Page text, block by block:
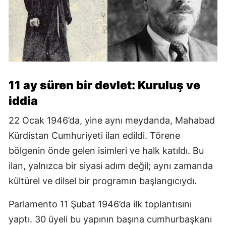
11 ay süren bir devlet: Kuruluş ve
iddia
22 Ocak 1946’da, yine aynı meydanda, Mahabad
Kürdistan Cumhuriyeti ilan edildi. Törene
bölgenin önde gelen isimleri ve halk katıldı. Bu
ilan, yalnızca bir siyasi adım değil; aynı zamanda
kültürel ve dilsel bir programın başlangıcıydı.
Parlamento 11 Şubat 1946’da ilk toplantısını
yaptı. 30 üyeli bu yapının başına cumhurbaşkanı